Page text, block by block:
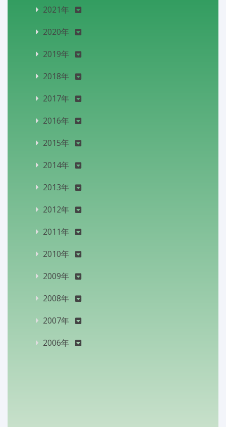
2021年
2020年
2019年
2018年
2017年
2016年
2015年
2014年
2013年
2012年
2011年
2010年
2009年
2008年
2007年
2006年